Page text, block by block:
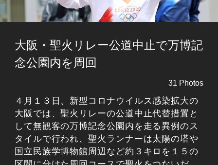
大阪・聖火リレー公道中止で万博記
念公園内を周回
31 Photos
４月１３日、新型コロナウイルス感染拡大の
大阪では、聖火リレーの公道中止代替措置と
して無観客の万博記念公園内を走る異例のス
タイルで行われ、聖火ランナーは太陽の塔や
国立民族学博物館周辺など約３キロを１５の